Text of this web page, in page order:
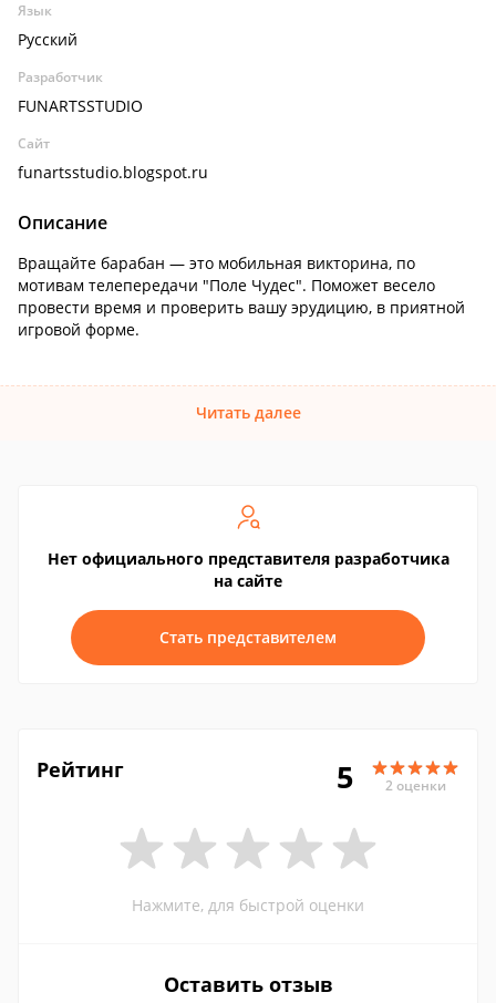
Язык
Русский
Разработчик
FUNARTSSTUDIO
Сайт
funartsstudio.blogspot.ru
Описание
Вращайте барабан — это мобильная викторина, по
мотивам телепередачи "Поле Чудес". Поможет весело
провести время и проверить вашу эрудицию, в приятной
игровой форме.
Читать далее
Нет официального представителя разработчика
на сайте
Стать представителем
Рейтинг 5 2 оценки
Нажмите, для быстрой оценки
Оставить отзыв